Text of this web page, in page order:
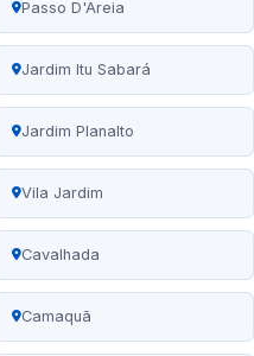
Passo D'Areia
Jardim Itu Sabará
Jardim Planalto
Vila Jardim
Cavalhada
Camaquã